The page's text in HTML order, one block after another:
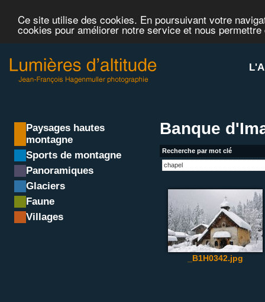
Ce site utilise des cookies. En poursuivant votre
cookies pour améliorer notre service et nous
Paysages hautes
montagne
Sports de montagne
Panoramiques
Glaciers
Faune
Villages
Banque
Recherche par mot clé
_B1H0342.jpg